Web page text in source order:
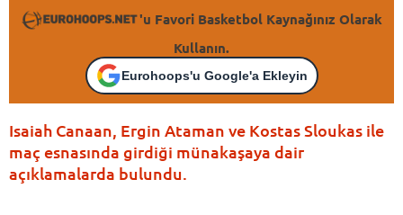
'u Favori Basketbol Kaynağınız Olarak
Kullanın.
Eurohoops'u Google'a Ekleyin
Isaiah Canaan, Ergin Ataman ve Kostas Sloukas ile
maç esnasında girdiği münakaşaya dair
açıklamalarda bulundu.